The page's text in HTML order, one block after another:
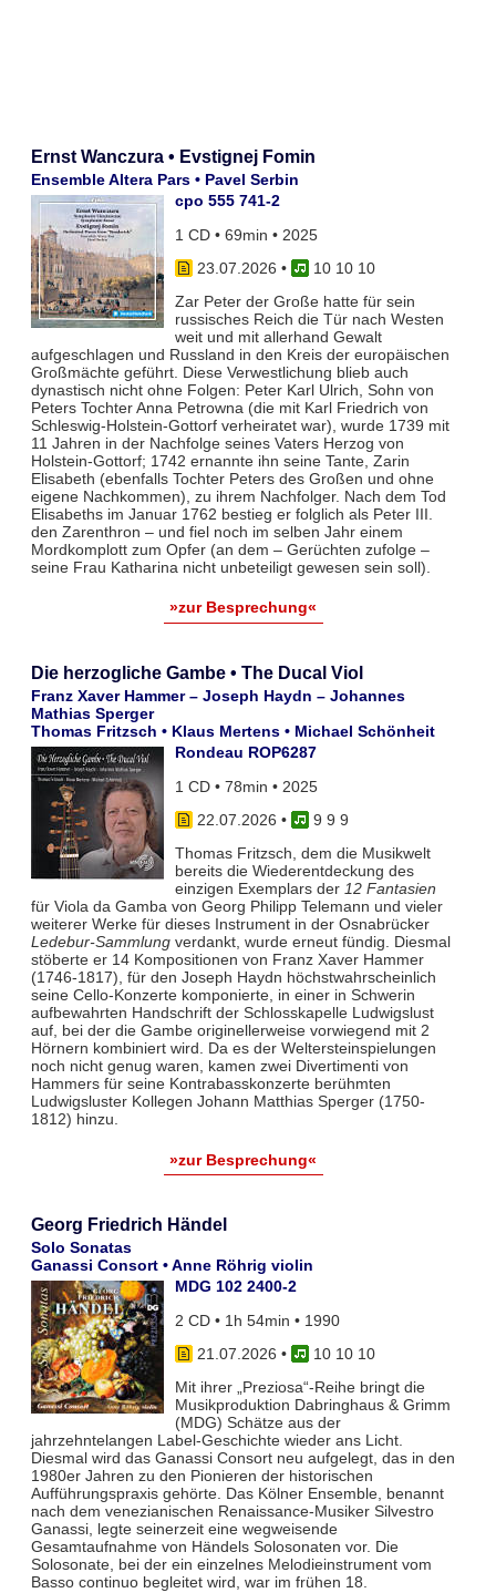
Ernst Wanczura • Evstignej Fomin
Ensemble Altera Pars • Pavel Serbin
cpo 555 741-2
1 CD • 69min • 2025
23.07.2026 •
10 10 10
Zar Peter der Große hatte für sein
russisches Reich die Tür nach Westen
weit und mit allerhand Gewalt
aufgeschlagen und Russland in den Kreis der europäischen
Großmächte geführt. Diese Verwestlichung blieb auch
dynastisch nicht ohne Folgen: Peter Karl Ulrich, Sohn von
Peters Tochter Anna Petrowna (die mit Karl Friedrich von
Schleswig-Holstein-Gottorf verheiratet war), wurde 1739 mit
11 Jahren in der Nachfolge seines Vaters Herzog von
Holstein-Gottorf; 1742 ernannte ihn seine Tante, Zarin
Elisabeth (ebenfalls Tochter Peters des Großen und ohne
eigene Nachkommen), zu ihrem Nachfolger. Nach dem Tod
Elisabeths im Januar 1762 bestieg er folglich als Peter III.
den Zarenthron – und fiel noch im selben Jahr einem
Mordkomplott zum Opfer (an dem – Gerüchten zufolge –
seine Frau Katharina nicht unbeteiligt gewesen sein soll).
»zur Besprechung«
Die herzogliche Gambe • The Ducal Viol
Franz Xaver Hammer – Joseph Haydn – Johannes
Mathias Sperger
Thomas Fritzsch • Klaus Mertens • Michael Schönheit
Rondeau ROP6287
1 CD • 78min • 2025
22.07.2026 •
9 9 9
Thomas Fritzsch, dem die Musikwelt
bereits die Wiederentdeckung des
einzigen Exemplars der 12 Fantasien
für Viola da Gamba von Georg Philipp Telemann und vieler
weiterer Werke für dieses Instrument in der Osnabrücker
Ledebur-Sammlungverdankt, wurde erneut fündig. Diesmal
stöberte er 14 Kompositionen von Franz Xaver Hammer
(1746-1817), für den Joseph Haydn höchstwahrscheinlich
seine Cello-Konzerte komponierte, in einer in Schwerin
aufbewahrten Handschrift der Schlosskapelle Ludwigslust
auf, bei der die Gambe originellerweise vorwiegend mit 2
Hörnern kombiniert wird. Da es der Weltersteinspielungen
noch nicht genug waren, kamen zwei Divertimenti von
Hammers für seine Kontrabasskonzerte berühmten
Ludwigsluster Kollegen Johann Matthias Sperger (1750-
1812) hinzu.
»zur Besprechung«
Georg Friedrich Händel
Solo Sonatas
Ganassi Consort • Anne Röhrig violin
MDG 102 2400-2
2 CD • 1h 54min • 1990
21.07.2026 •
10 10 10
Mit ihrer „Preziosa“-Reihe bringt die
Musikproduktion Dabringhaus & Grimm
(MDG) Schätze aus der
jahrzehntelangen Label-Geschichte wieder ans Licht.
Diesmal wird das Ganassi Consort neu aufgelegt, das in den
1980er Jahren zu den Pionieren der historischen
Aufführungspraxis gehörte. Das Kölner Ensemble, benannt
nach dem venezianischen Renaissance-Musiker Silvestro
Ganassi, legte seinerzeit eine wegweisende
Gesamtaufnahme von Händels Solosonaten vor. Die
Solosonate, bei der ein einzelnes Melodieinstrument vom
Basso continuo begleitet wird, war im frühen 18.